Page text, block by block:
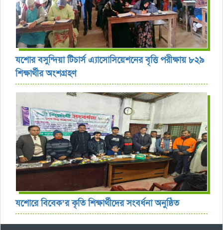
যশোর বসুন্দিয়া টিচার্স এ্যাসোসিয়েশনের বৃত্তি পরীক্ষায় ৮২৯
শিক্ষার্থীর অংশগ্রহণ
যশোরে বিবেক’র কৃতি শিক্ষার্থীদের সংবর্ধনা অনুষ্ঠিত